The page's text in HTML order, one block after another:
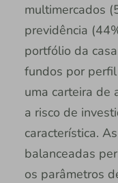
multimercados
previdência
portfólio da
fundos por
uma carteira de
a risco de
característica.
balanceadas
os parâmetros